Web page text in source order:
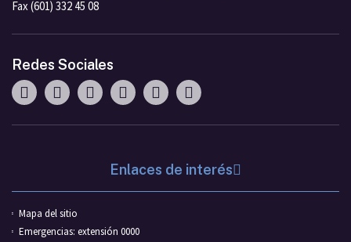
Fax (601) 332 45 08
Redes Sociales
Enlaces de interés
Mapa del sitio
Emergencias: extensión 0000